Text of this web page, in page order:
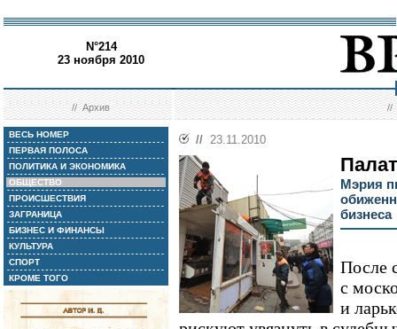
N°214
23 ноября 2010
//Архив //
ВЕСЬ НОМЕР
ПЕРВАЯ ПОЛОСА
ПОЛИТИКА И ЭКОНОМИКА
ОБЩЕСТВО
ПРОИСШЕСТВИЯ
ЗАГРАНИЦА
БИЗНЕС И ФИНАНСЫ
КУЛЬТУРА
СПОРТ
КРОМЕ ТОГО
// 23.11.2010
Мэрия
бизнеса
После
с
и